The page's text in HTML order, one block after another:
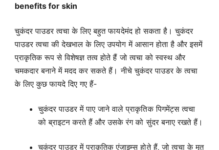
benefits for skin
चुकंदर पाउडर त्वचा के लिए बहुत फायदेमंद हो सकता है। चुकंदर
पाउडर त्वचा की देखभाल के लिए उपयोग में आसान होता है और इसमें
प्राकृतिक रूप से विशेषज्ञ तत्व होते हैं जो त्वचा को स्वस्थ और
चमकदार बनाने में मदद कर सकते हैं। नीचे चुकंदर पाउडर के त्वचा
के लिए कुछ फायदे दिए गए हैं-
चुकंदर पाउडर में पाए जाने वाले प्राकृतिक पिगमेंट्स त्वचा
को ब्राइटन करते हैं और उसके रंग को सुंदर बनाए रखते हैं।
चुकंदर पाउडर में प्राकृतिक एंजाइम्स होते हैं, जो त्वचा के मृत